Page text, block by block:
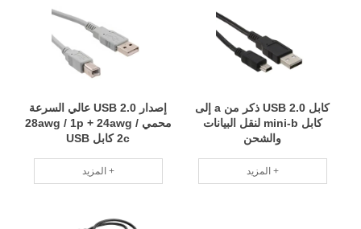
إصدار USB 2.0 عالي السرعة
محمي 28awg / 1p + 24awg /
2c كابل USB
المزيد +
كابل USB 2.0 ذكر من a إلى
كابل mini-b لنقل البيانات
والشحن
المزيد +